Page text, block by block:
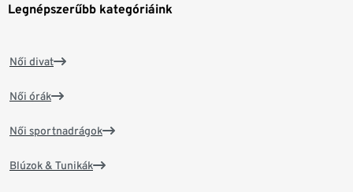
Legnépszerűbb kategóriáink
Női divat
Női órák
Női sportnadrágok
Blúzok & Tunikák